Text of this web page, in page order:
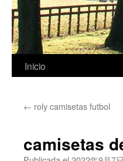
Saltar
contenido
Inicio
← roly camisetas futbol
camisetas